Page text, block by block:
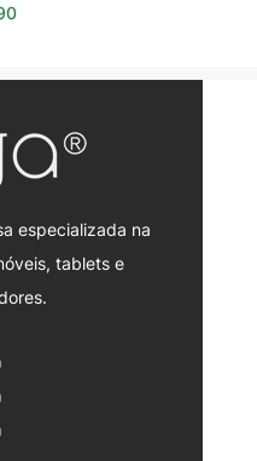
especializada na
tablets e